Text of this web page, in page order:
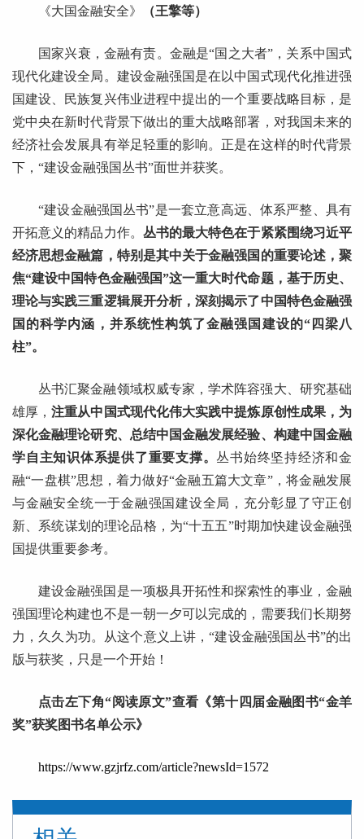
《大国金融安全》 （王擎等）
国家兴衰，金融有责。金融是“国之大者”，关系中国式
现代化建设全局。建设金融强国是在以中国式现代化推进强
国建设、民族复兴伟业进程中提出的一个重要战略目标，是
党中央在新时代背景下做出的重大战略部署，对我国未来的
经济社会发展具有举足轻重的影响。正是在这样的时代背景
下，“建设金融强国丛书”面世并获奖。
“建设金融强国丛书”是一套立意高远、体系严整、具有
开拓意义的精品力作。 丛书的最大特色在于紧紧围绕习近平
经济思想金融篇，特别是其中关于金融强国的重要论述，聚
焦“建设中国特色金融强国”这一重大时代命题，基于历史、
理论与实践三重逻辑展开分析，深刻揭示了中国特色金融强
国的科学内涵，并系统性构筑了金融强国建设的“四梁八
柱”。
丛书汇聚金融领域权威专家，学术阵容强大、研究基础
雄厚，注重从中国式现代化伟大实践中提炼原创性成果，为
深化金融理论研究、总结中国金融发展经验、构建中国金融
学自主知识体系提供了重要支撑。 丛书始终坚持经济和金
融“一盘棋”思想，着力做好“金融五篇大文章”，将金融发展
与金融安全统一于金融强国建设全局，充分彰显了守正创
新、系统谋划的理论品格，为“十五五”时期加快建设金融强
国提供重要参考。
建设金融强国是一项极具开拓性和探索性的事业，金融
强国理论构建也不是一朝一夕可以完成的，需要我们长期努
力，久久为功。从这个意义上讲，“建设金融强国丛书”的出
版与获奖，只是一个开始！
点击左下角“阅读原文”查看《第十四届金融图书“金羊
奖”获奖图书名单公示》
https://www.gzjrfz.com/article?newsId=1572